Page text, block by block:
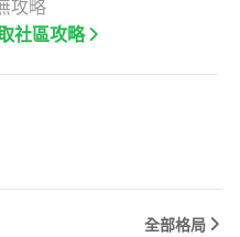
攻略
社區攻略
全部格局